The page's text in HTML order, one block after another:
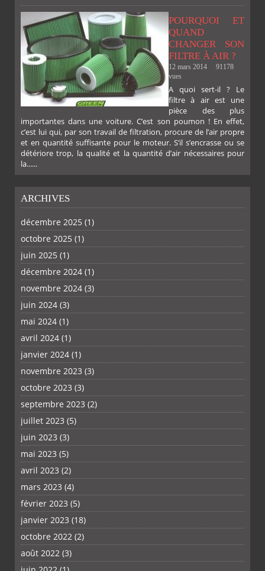
PLUS
POURQUOI ET
QUAND
CHANGER SON
FILTRE À AIR ?
12 mars 2014
91178
vues
A quoi sert-il ? Le
filtre à air est une
pièce des plus
importantes dans une voiture. C’est son poumon ! En effet,
c’est lui qui, par son travail de filtration, procure de l’air propre
et en quantité suffisante pour le moteur. S’il s’encrasse ou se
détériore trop, la qualité et la quantité d’air nécessaires pour
la......
ARCHIVES
décembre 2025 (1)
octobre 2025 (1)
juin 2025 (1)
décembre 2024 (1)
novembre 2024 (3)
juin 2024 (3)
mai 2024 (1)
avril 2024 (1)
janvier 2024 (1)
novembre 2023 (3)
octobre 2023 (3)
septembre 2023 (2)
juillet 2023 (5)
juin 2023 (3)
mai 2023 (5)
avril 2023 (2)
mars 2023 (4)
février 2023 (5)
janvier 2023 (18)
octobre 2022 (2)
août 2022 (3)